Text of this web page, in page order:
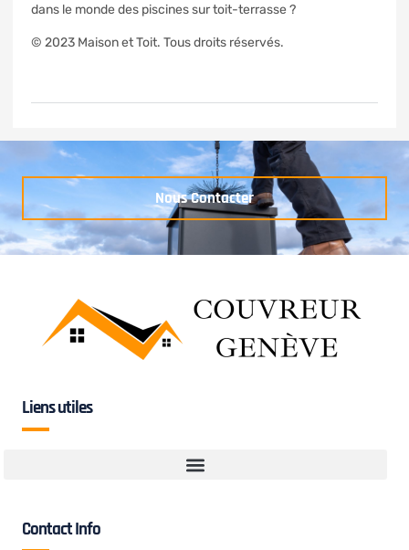
dans le monde des piscines sur toit-terrasse ?
© 2023 Maison et Toit. Tous droits réservés.
Nous Contacter
Liens utiles
Contact Info